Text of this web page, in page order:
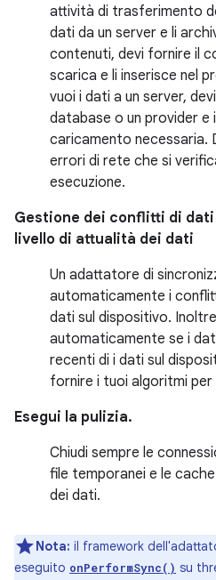
attività di trasferimento
dati da un server e li
contenuti, devi fornire il
scarica e li inserisce nel
vuoi i dati a un server,
database o un provider e
caricamento necessaria.
errori di rete che si
esecuzione.
Gestione dei conflitti di
livello di attualità dei dati
Un adattatore di
automaticamente i
dati sul dispositivo.
automaticamente se i
recenti di i dati sul
fornire i tuoi algoritmi
Esegui la pulizia.
Chiudi sempre le
file temporanei e le
dei dati.
Nota: il framework
eseguito onPerformSync() su